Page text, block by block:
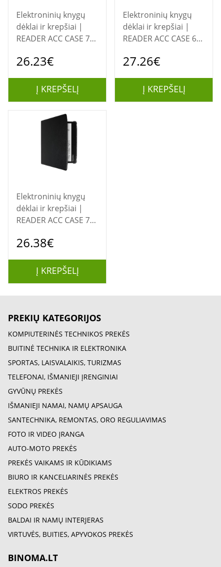
Elektroninių knygų
dėklai ir krepšiai |
READER ACC CASE 7"
PU-700-FG-WW
26.23€
Į KREPŠELĮ
Elektroninių knygų
dėklai ir krepšiai |
READER ACC CASE 6"
6 CCV0462R ONYX
27.26€
Į KREPŠELĮ
Elektroninių knygų
dėklai ir krepšiai |
READER ACC CASE 7"
PU-700-BK-WW
26.38€
Į KREPŠELĮ
PREKIŲ KATEGORIJOS
KOMPIUTERINĖS TECHNIKOS PREKĖS
BUITINĖ TECHNIKA IR ELEKTRONIKA
SPORTAS, LAISVALAIKIS, TURIZMAS
TELEFONAI, IŠMANIEJI ĮRENGINIAI
GYVŪNŲ PREKĖS
IŠMANIEJI NAMAI, NAMŲ APSAUGA
SANTECHNIKA, REMONTAS, ORO REGULIAVIMAS
FOTO IR VIDEO ĮRANGA
AUTO-MOTO PREKĖS
PREKĖS VAIKAMS IR KŪDIKIAMS
BIURO IR KANCELIARINĖS PREKĖS
ELEKTROS PREKĖS
SODO PREKĖS
BALDAI IR NAMŲ INTERJERAS
VIRTUVĖS, BUITIES, APYVOKOS PREKĖS
BINOMA.LT